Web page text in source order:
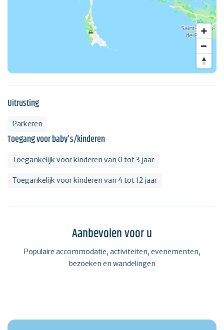
Uitrusting
Parkeren
Toegang voor baby's/kinderen
Toegankelijk voor kinderen van 0 tot 3 jaar
Toegankelijk voor kinderen van 4 tot 12 jaar
Aanbevolen voor u
Populaire accommodatie, activiteiten, evenementen,
bezoeken en wandelingen